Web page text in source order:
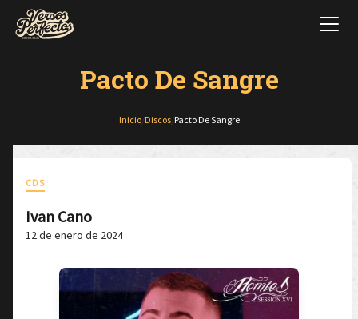
Pacto De Sangre
Inicio/ Discos/ Pacto De Sangre
CDS
Ivan Cano
12 de enero de 2024